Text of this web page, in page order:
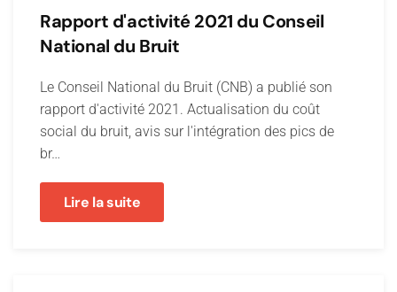
Rapport d'activité 2021 du Conseil
National du Bruit
Le Conseil National du Bruit (CNB) a publié son
rapport d'activité 2021. Actualisation du coût
social du bruit, avis sur l'intégration des pics de
br…
Lire la suite